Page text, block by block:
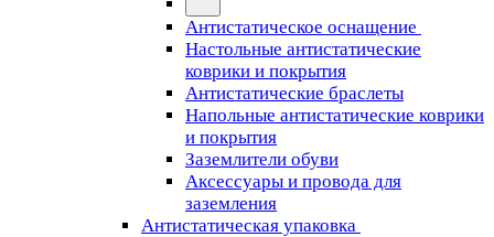
Антистатическое оснащение
Настольные антистатические
коврики и покрытия
Антистатические браслеты
Напольные антистатические коврики
и покрытия
Заземлители обуви
Аксессуары и провода для
заземления
Антистатическая упаковка